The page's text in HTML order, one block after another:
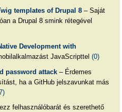
templates of Drupal 8– Saját
a Drupal 8 smink rétegével
Development with
JavaScripttel (0)
password attack– Érdemes
ha a GitHub jelszavunkat más
felhasználóbarát és szerethető